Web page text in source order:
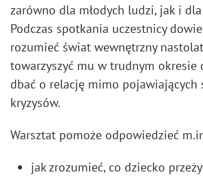
zarówno dla młodych ludzi, jak i
Podczas spotkania uczestnicy
rozumieć świat wewnętrzny
towarzyszyć mu w trudnym okresie
dbać o relację mimo
kryzysów.
Warsztat pomoże odpowiedzieć
jak zrozumieć, co dziecko